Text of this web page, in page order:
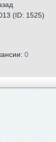
(ID: 1525)
0